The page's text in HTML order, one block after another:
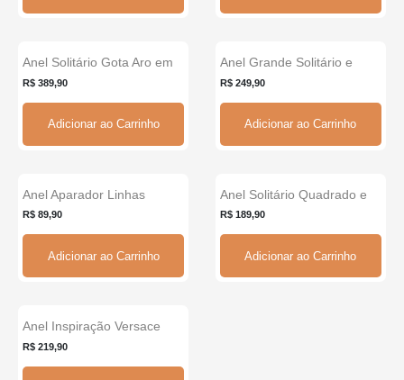
Anel Solitário Gota Aro em
Zircônias Bague...
R$ 389,90
Adicionar ao Carrinho
Anel Grande Solitário e
Zircônias...
R$ 249,90
Adicionar ao Carrinho
Anel Aparador Linhas
Alongadas e Zircônias...
R$ 89,90
Adicionar ao Carrinho
Novo
Anel Solitário Quadrado e
Zircônias...
R$ 189,90
Adicionar ao Carrinho
Anel Inspiração Versace
Zircônias...
R$ 219,90